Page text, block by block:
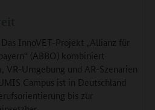
InnoVET-Projekt „Allianz für
(ABBO) kombiniert
VR-Umgebung und AR-Szenarien
Campus ist in Deutschland
bis zur